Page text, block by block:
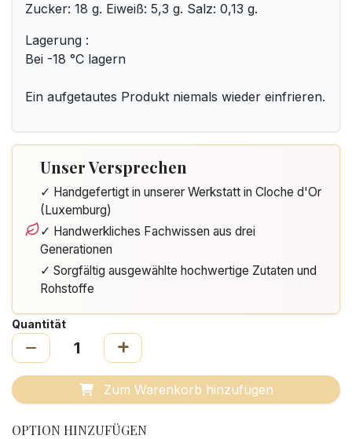
Zucker: 18 g. Eiweiß: 5,3 g. Salz: 0,13 g.
Lagerung :
Bei -18 °C lagern
Ein aufgetautes Produkt niemals wieder einfrieren.
Unser Versprechen
✓ Handgefertigt in unserer Werkstatt in Cloche d'Or
(Luxemburg)
✓ Handwerkliches Fachwissen aus drei
Generationen
✓ Sorgfältig ausgewählte hochwertige Zutaten und
Rohstoffe
Quantität
Zum Warenkorb hinzufügen
OPTION HINZUFÜGEN